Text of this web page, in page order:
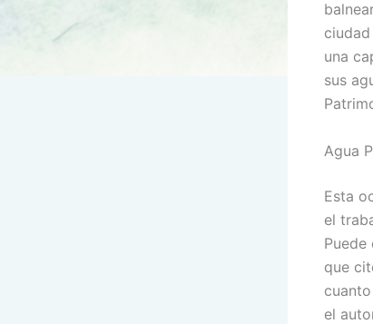
una
sus
Agua
Esta
el
que
el